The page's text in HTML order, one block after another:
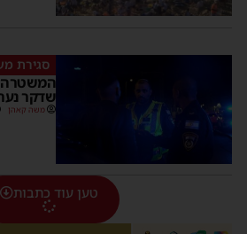
סגירת
המשטרה
שדקר
משה קאהן
טען עוד כתבות